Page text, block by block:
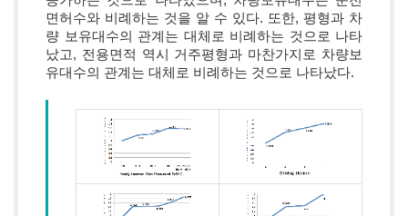
면허수와 비례하는 것을 알 수 있다. 또한, 평형과 차
량 보유대수의 관계는 대체로 비례하는 것으로 나타
났고, 전용면적 역시 거주평형과 마찬가지로 차량보
유대수의 관계는 대체로 비례하는 것으로 나타났다.